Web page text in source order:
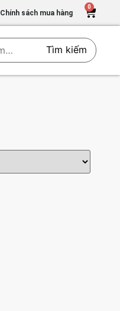
Chính sách mua hàng
0
Tìm kiếm